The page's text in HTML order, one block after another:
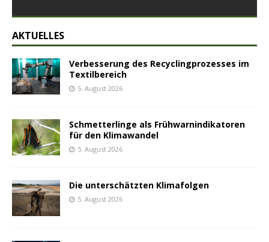
AKTUELLES
Verbesserung des Recyclingprozesses im
Textilbereich
5. August 2026
Schmetterlinge als Frühwarnindikatoren
für den Klimawandel
5. August 2026
Die unterschätzten Klimafolgen
5. August 2026